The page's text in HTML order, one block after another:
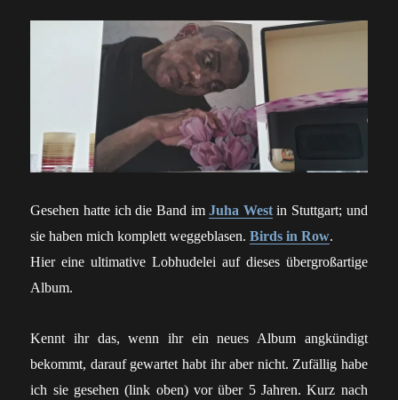
Gesehen hatte ich die Band imJuha Westin Stuttgart; und
sie haben mich komplett weggeblasen.Birds in Row.
Hier eine ultimative Lobhudelei auf dieses übergroßartige
Album.
Kennt ihr das, wenn ihr ein neues Album angkündigt
bekommt, darauf gewartet habt ihr aber nicht. Zufällig habe
ich sie gesehen (link oben) vor über 5 Jahren. Kurz nach